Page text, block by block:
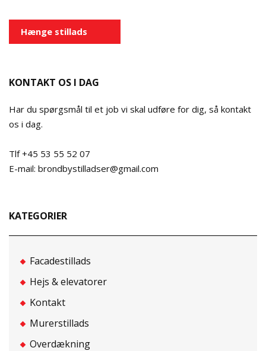
Indlægsnavigation
Hænge stillads
KONTAKT OS I DAG
Har du spørgsmål til et job vi skal udføre for dig, så kontakt
os i dag.
Tlf +45 53 55 52 07
E-mail: brondbystilladser@gmail.com
KATEGORIER
Facadestillads
Hejs & elevatorer
Kontakt
Murerstillads
Overdækning